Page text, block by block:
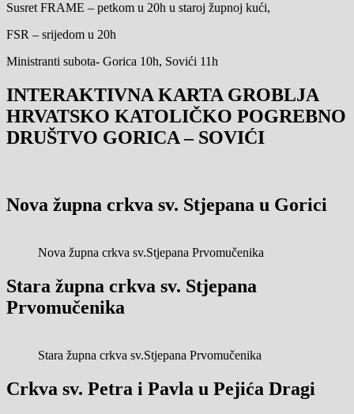
Susret FRAME – petkom u 20h u staroj župnoj kući,
FSR – srijedom u 20h
Ministranti subota- Gorica 10h, Sovići 11h
INTERAKTIVNA KARTA GROBLJA
HRVATSKO KATOLIČKO POGREBNO
DRUŠTVO GORICA – SOVIĆI
Nova župna crkva sv. Stjepana u Gorici
Nova župna crkva sv.Stjepana Prvomučenika
Stara župna crkva sv. Stjepana
Prvomučenika
Stara župna crkva sv.Stjepana Prvomučenika
Crkva sv. Petra i Pavla u Pejića Dragi